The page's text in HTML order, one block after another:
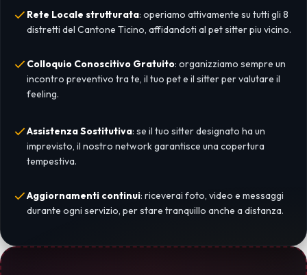
Rete Locale strutturata: operiamo attivamente su tutti gli 8
distretti del Cantone Ticino, affidandoti al pet sitter piu vicino.
Colloquio Conoscitivo Gratuito: organizziamo sempre un
incontro preventivo tra te, il tuo pet e il sitter per valutare il
feeling.
Assistenza Sostitutiva: se il tuo sitter designato ha un
imprevisto, il nostro network garantisce una copertura
tempestiva.
Aggiornamenti continui: riceverai foto, video e messaggi
durante ogni servizio, per stare tranquillo anche a distanza.